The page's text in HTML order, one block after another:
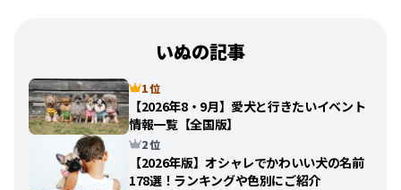
いぬの記事
1 位
【2026年8・9月】愛犬と行きたいイベント
情報一覧【全国版】
2 位
【2026年版】オシャレでかわいい犬の名前
178選！ランキングや色別にご紹介